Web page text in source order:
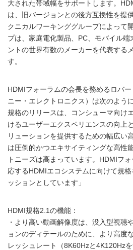
大された帯域幅をサポートします。
は、旧バージョンとの後方互換性を提
クニカルワーキンググループによって
プは、家庭電化製品、PC、モバイル
ントの世界有数のメーカーを代表する
す。
HDMIフォーラムの会長を務めるロバ
ニー・エレクトロニクス）は次のよう
規格のリリースは、コンシューマ向け
けるユーザーエクスペリエンスの向上
リューションを提供するための幅広い
は圧倒的かつエキサイティングな高性
トニーズは高まっています。HDMIフ
応するHDMIエコシステムに向けて規
ッションとしています」
HDMI規格2.1の機能：
・より高い動画解像度は、没入型視聴
ョンのディテールのために、より高度
レッシュレート（8K60Hzと4K120Hz